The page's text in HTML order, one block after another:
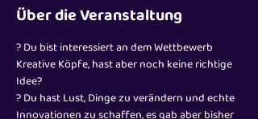
Über die Veranstaltung
? Du bist interessiert an dem Wettbewerb
Kreative Köpfe, hast aber noch keine richtige
Idee?
? Du hast Lust, Dinge zu verändern und echte